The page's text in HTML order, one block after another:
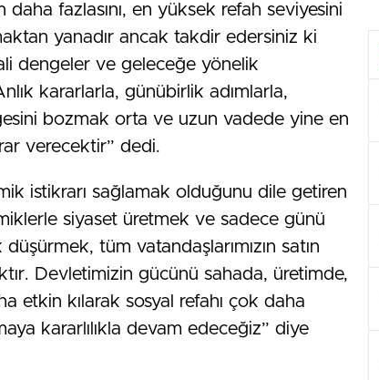
fazlasını, en yüksek refah seviyesini
yanadır ancak takdir edersiniz ki
dengeler ve geleceğe yönelik
kararlarla, günübirlik adımlarla,
bozmak orta ve uzun vadede yine en
verecektir” dedi.
istikrarı sağlamak olduğunu dile getiren
siyaset üretmek ve sadece günü
tüm vatandaşlarımızın satın
Devletimizin gücünü sahada, üretimde,
etkin kılarak sosyal refahı çok daha
kararlılıkla devam edeceğiz” diye